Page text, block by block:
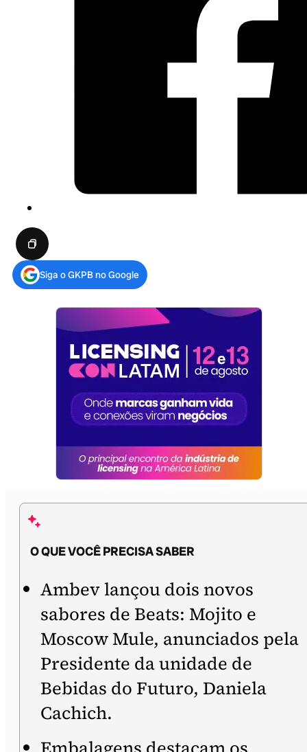
Siga o GKPB no Google
O QUE VOCÊ PRECISA SABER
Ambev lançou dois novos
sabores de Beats: Mojito e
Moscow Mule, anunciados pela
Presidente da unidade de
Bebidas do Futuro, Daniela
Cachich.